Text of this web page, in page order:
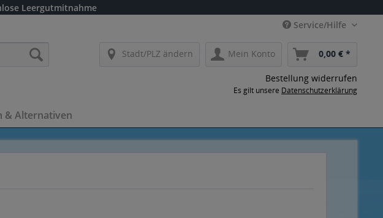
Leergutmitnahme
Service/Hilfe
Stadt/PLZ ändern Mein Konto 0,00 € *
Bestellung widerrufen
Es gilt unsere Datenschutzerklärung
& Alternativen